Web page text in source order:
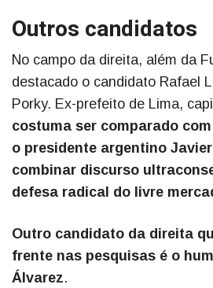
Outros candidatos
No campo da direita, além da
destacado o candidato Rafael
Porky. Ex-prefeito de Lima,
costuma ser comparado
o presidente argentino
combinar discurso
defesa radical do livre
Outro candidato da direita
frente nas pesquisas é o
Álvarez.